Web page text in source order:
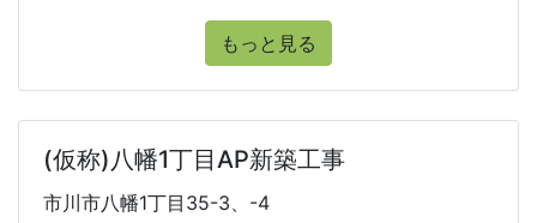
もっと見る
(仮称)八幡1丁目AP新築工事
市川市八幡1丁目35-3、-4